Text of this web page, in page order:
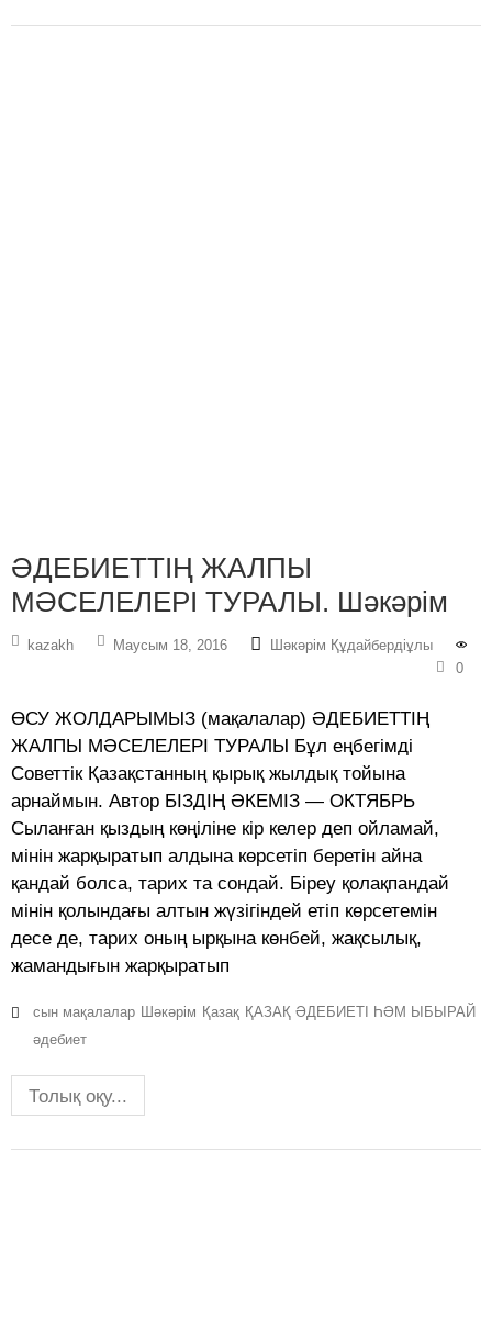
ӘДЕБИЕТТІҢ ЖАЛПЫ
МӘСЕЛЕЛЕРІ ТУРАЛЫ. Шәкәрім
kazakh Маусым 18, 2016
Шәкәрім Құдайбердіұлы
0
ӨСУ ЖОЛДАРЫМЫЗ (мақалалар) ӘДЕБИЕТТІҢ
ЖАЛПЫ МӘСЕЛЕЛЕРІ ТУРАЛЫ Бұл еңбегімді
Советтік Қазақстанның қырық жылдық тойына
арнаймын. Автор БІЗДІҢ ӘКЕМІЗ — ОКТЯБРЬ
Сыланған қыздың көңіліне кір келер деп ойламай,
мінін жарқыратып алдына көрсетіп беретін айна
қандай болса, тарих та сондай. Біреу қолақпандай
мінін қолындағы алтын жүзігіндей етіп көрсетемін
десе де, тарих оның ырқына көнбей, жақсылық,
жамандығын жарқыратып
сын мақалалар Шәкәрім Қазақ ҚАЗАҚ ӘДЕБИЕТІ ҺӘМ ЫБЫРАЙ
әдебиет
Толық оқу...